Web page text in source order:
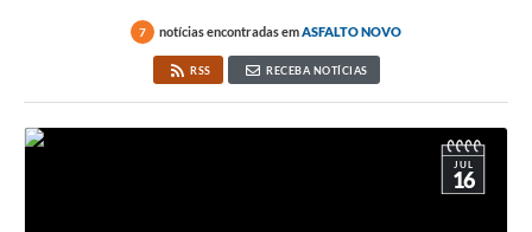
7 notícias encontradas emASFALTO NOVO
RSS RECEBA NOTÍCIAS
JUL
16